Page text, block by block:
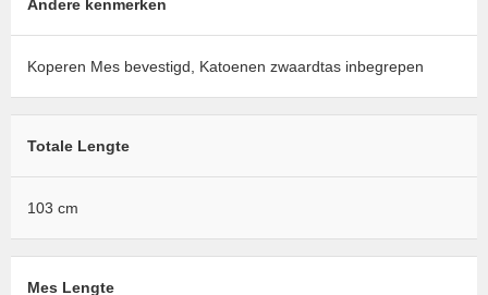
Andere kenmerken
Koperen Mes bevestigd, Katoenen zwaardtas inbegrepen
Totale Lengte
103 cm
Mes Lengte